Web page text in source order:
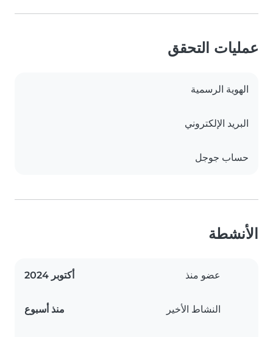
عمليات التحقق
الهوية الرسمية
البريد الإلكتروني
حساب جوجل
الأنشطة
عضو منذ أكتوبر 2024
النشاط الأخير منذ أسبوع